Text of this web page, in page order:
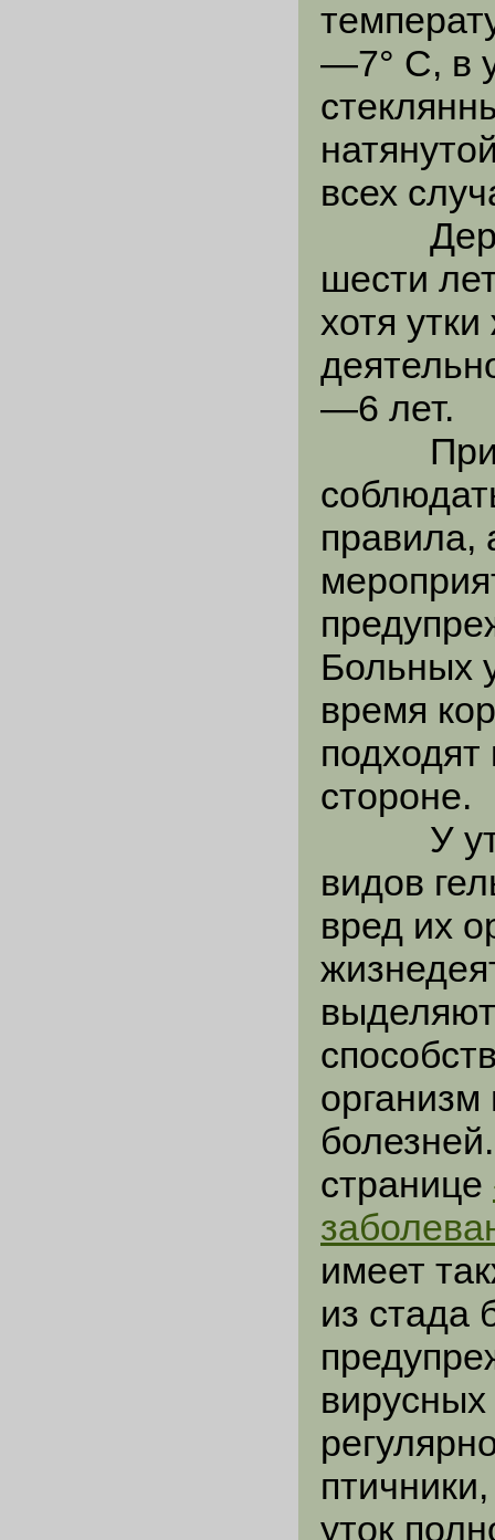
—7° С, в
всех
шести
хотя
—6 лет.
При
правила,
Больных
время
стороне.
У уток
видов
вред их
странице
имеет
из стада
уток